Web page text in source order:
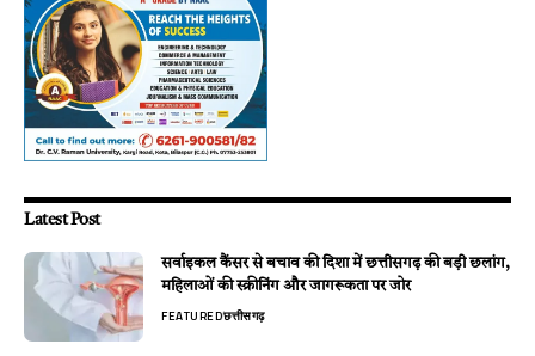
Latest Post
सर्वाइकल कैंसर से बचाव की दिशा में छत्तीसगढ़ की बड़ी छलांग,
महिलाओं की स्क्रीनिंग और जागरूकता पर जोर
FEATUREDछत्तीसगढ़